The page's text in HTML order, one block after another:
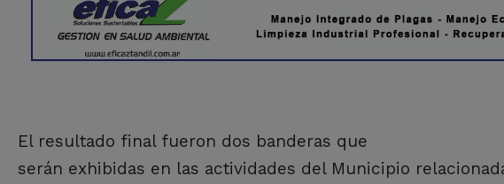
El resultado final fueron dos banderas que
serán exhibidas en las actividades del Municipio